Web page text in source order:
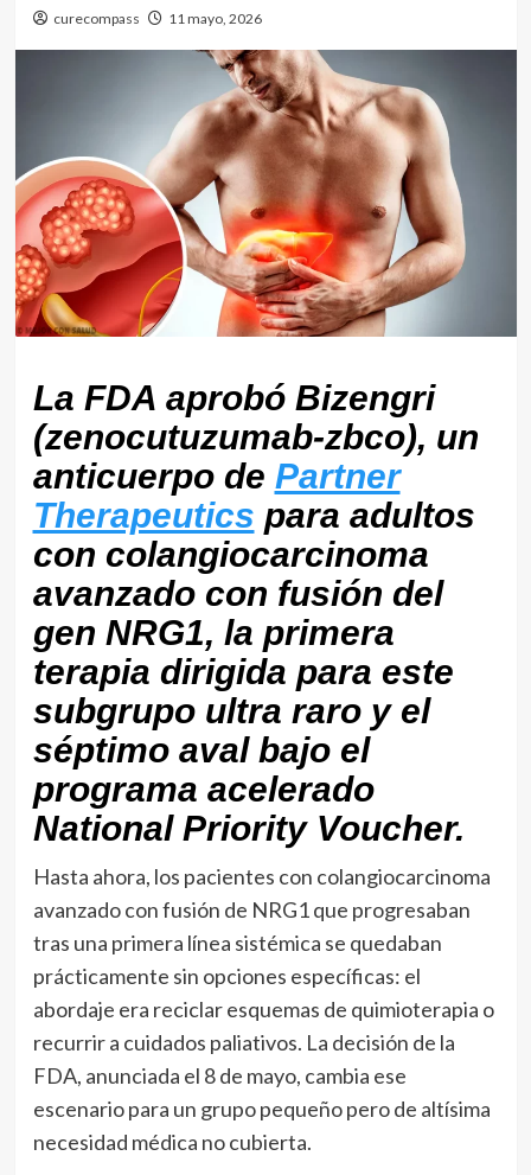
curecompass 11 mayo, 2026
La FDA aprobó Bizengri
(zenocutuzumab‑zbco), un
anticuerpo de Partner
Therapeutics para adultos
con colangiocarcinoma
avanzado con fusión del
gen NRG1, la primera
terapia dirigida para este
subgrupo ultra raro y el
séptimo aval bajo el
programa acelerado
National Priority Voucher.
Hasta ahora, los pacientes con colangiocarcinoma
avanzado con fusión de NRG1 que progresaban
tras una primera línea sistémica se quedaban
prácticamente sin opciones específicas: el
abordaje era reciclar esquemas de quimioterapia o
recurrir a cuidados paliativos. La decisión de la
FDA, anunciada el 8 de mayo, cambia ese
escenario para un grupo pequeño pero de altísima
necesidad médica no cubierta.